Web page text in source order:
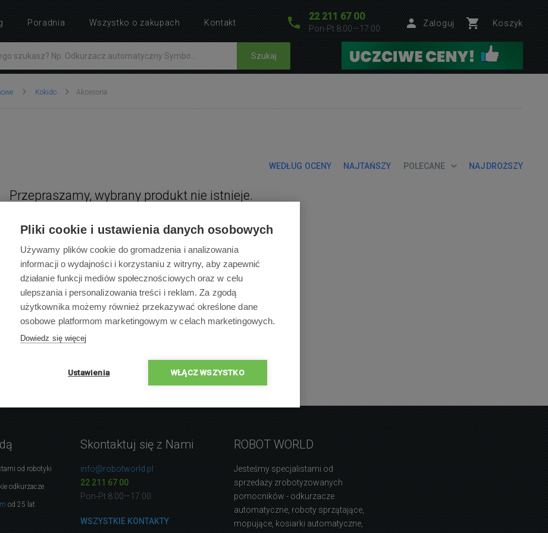
22 211 67 00
Pon-Pt 8:00—17:00
Zaloguj Koszyk
Szukaj
Kokido Akcesoria
WEDŁUG OCENY NAJTAŃSZY POLECANE NAJDROŻSZY
Przepraszamy, wybrany produkt nie istnieje.
Poradnia Wszystko o zakupach Kontakt
od robotyki
odkurzacze
od 25 lat
Skontaktuj się z Nami
info@robotworld.pl
22 211 67 00
Pon-Pt 8:00—17:00
WSZYSTKIE KONTAKTY
ROBOT WORLD
Jesteśmy specjalistami od
sprzedaży zrobotyzowanych
pomocników - odkurzacze
automatyczne, roboty sprzątające,
mopujące, kosiarki automatyczne,
Pliki cookie i ustawienia danych osobowych
Używamy plików cookie do gromadzenia i analizowania
informacji o wydajności i korzystaniu z witryny, aby zapewnić
działanie funkcji mediów społecznościowych oraz w celu
ulepszania i personalizowania treści i reklam. Za zgodą
użytkownika możemy również przekazywać określone dane
osobowe platformom marketingowym w celach marketingowych.
Dowiedz się więcej
Ustawienia WŁĄCZ WSZYSTKO